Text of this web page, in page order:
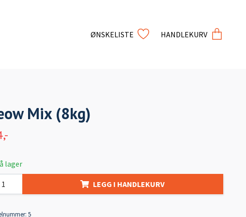
ØNSKELISTE HANDLEKURV
Mix (8kg)
lager
LEGG I HANDLEKURV
5